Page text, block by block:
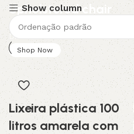
Upholstered chair
Discount 10%
Shop Now
Show column
Lixeira plástica 100
litros amarela com